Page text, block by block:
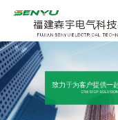
致力于为客户提供一
ONE STOP